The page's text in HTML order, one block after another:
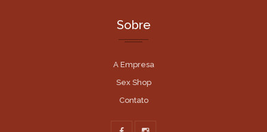
Sobre
A Empresa
Sex Shop
Contato